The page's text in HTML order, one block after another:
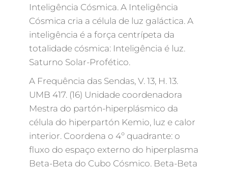
Inteligência Cósmica. A Inteligência
Cósmica cria a célula de luz galáctica. A
inteligência é a força centrípeta da
totalidade cósmica: Inteligência é luz.
Saturno Solar-Profético.
A Frequência das Sendas, V. 13, H. 13.
UMB 417. (16) Unidade coordenadora
Mestra do partón-hiperplásmico da
célula do hiperpartón Kemio, luz e calor
interior. Coordena o 4º quadrante: o
fluxo do espaço externo do hiperplasma
Beta-Beta do Cubo Cósmico. Beta-Beta